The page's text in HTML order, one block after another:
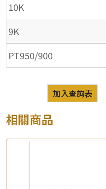
10K
9K
PT950/900
加入查詢表
相關商品